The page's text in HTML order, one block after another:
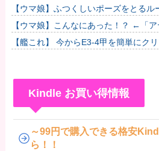
【ウマ娘】ふつくしいポーズをとるル
【ウマ娘】こんなにあった！？ ←「ア
差だぞ」
【艦これ】 今からE3-4甲を簡単にク
Kindle お買い得情報
～99円で購入できる格安
ら！！